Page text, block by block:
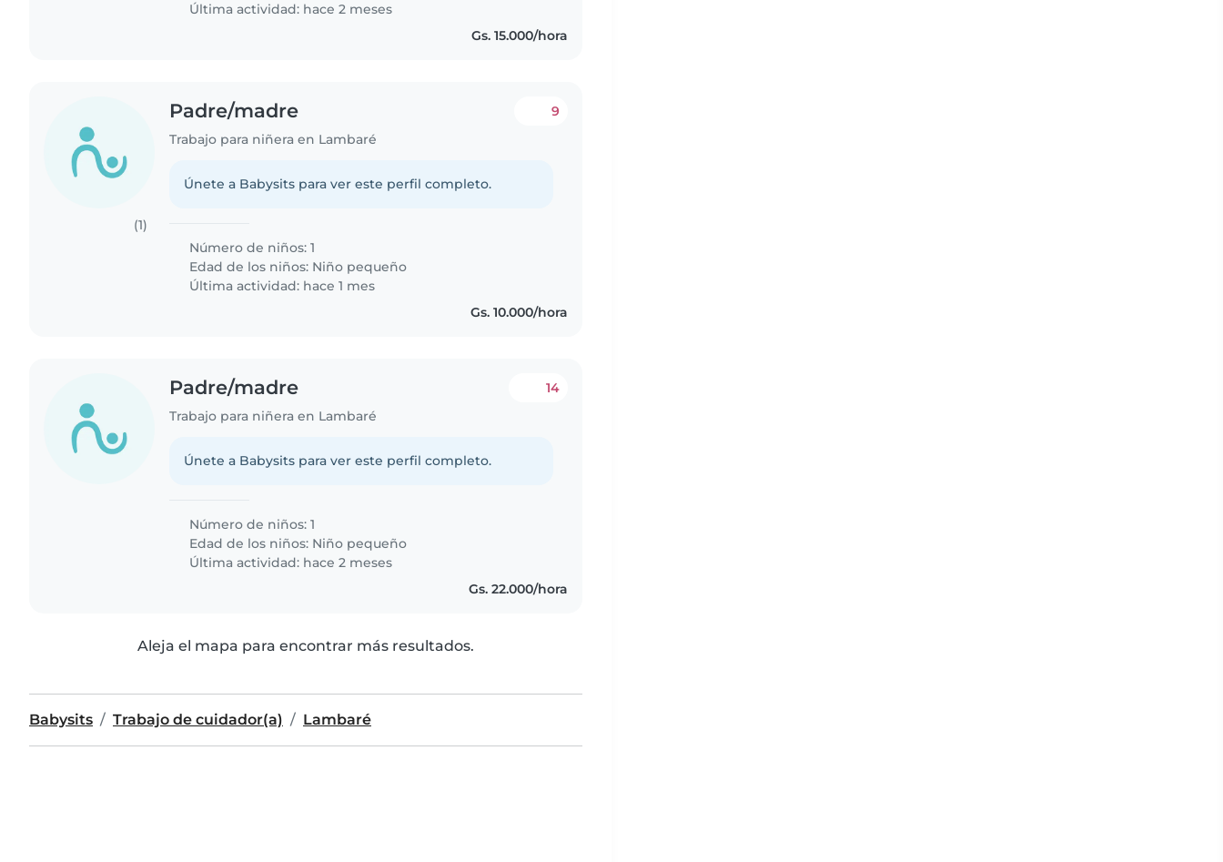
Última actividad: hace 2 meses
Gs. 15.000/hora
(1)
Padre/madre
Trabajo para niñera en Lambaré
9
Únete a Babysits para ver este perfil completo.
Número de niños: 1
Edad de los niños: Niño pequeño
Última actividad: hace 1 mes
Gs. 10.000/hora
Padre/madre
Trabajo para niñera en Lambaré
14
Únete a Babysits para ver este perfil completo.
Número de niños: 1
Edad de los niños: Niño pequeño
Última actividad: hace 2 meses
Gs. 22.000/hora
Aleja el mapa para encontrar más resultados.
Babysits Trabajo de cuidador(a) Lambaré